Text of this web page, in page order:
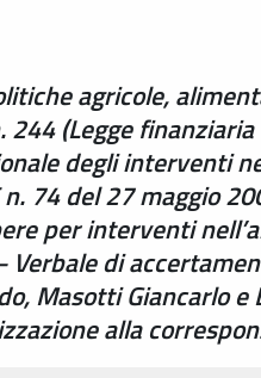
agricole,
244 (Legge
degli interventi
74 del 27 maggio
per interventi
Verbale di
Masotti Giancarlo e
alla